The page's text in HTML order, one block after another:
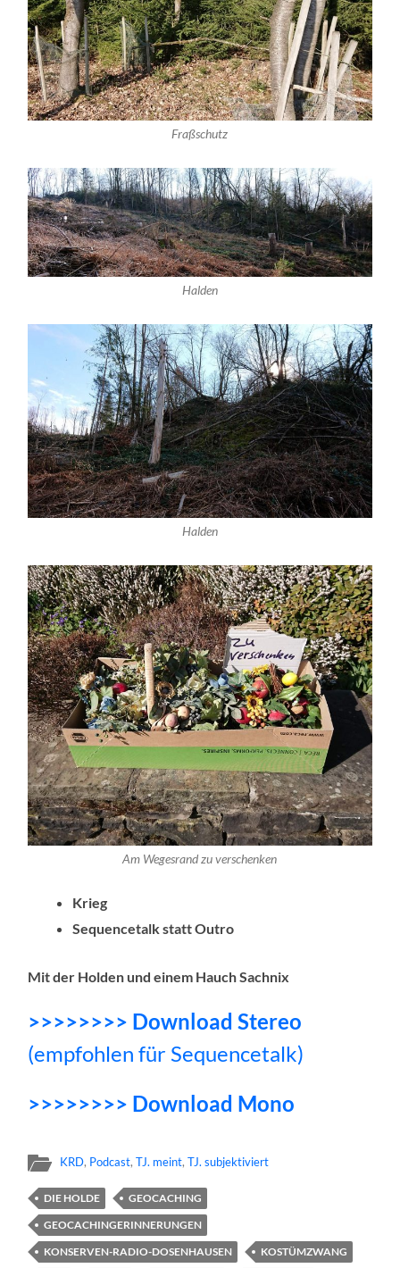
Fraßschutz
Halden
Halden
Am Wegesrand zu verschenken
Krieg
Sequencetalk statt Outro
Mit der Holden und einem Hauch Sachnix
>>>>>>>> Download Stereo
(empfohlen für Sequencetalk)
>>>>>>>> Download Mono
KRD, Podcast,TJ. meint,TJ. subjektiviert
DIE HOLDE
GEOCACHING
GEOCACHINGERINNERUNGEN
KONSERVEN-RADIO-DOSENHAUSEN
KOSTÜMZWANG